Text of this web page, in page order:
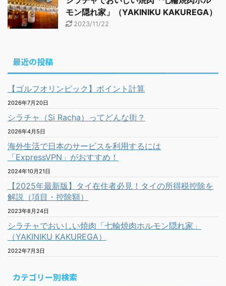
モン隠れ家」（YAKINIKU KAKUREGA）
2023/11/22
最近の投稿
【ゴルフオリンピック】ポイント計算
2026年7月20日
シラチャ（Si Racha）ってどんな街？
2026年4月5日
海外生活で日本のサービスを利用するには
「ExpressVPN」がおすすめ！
2024年10月21日
【2025年最新版】タイ在住者必見！タイの所得税控除を
解説（項目・控除額）
2023年8月24日
シラチャでおいしい焼肉「七輪焼肉ホルモン隠れ家」
（YAKINIKU KAKUREGA）
2022年7月3日
カテゴリー別検索